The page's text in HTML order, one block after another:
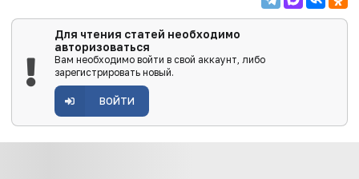
Для чтения статей необходимо
авторизоваться
Вам необходимо войти в свой аккаунт, либо
зарегистрировать новый.
ВОЙТИ